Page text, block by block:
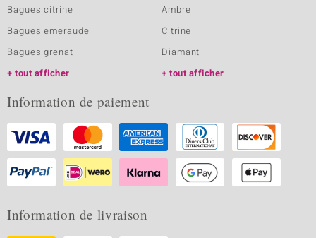
Bagues citrine
Bagues emeraude
Bagues grenat
tout afficher
Ambre
Citrine
Diamant
tout afficher
Information de paiement
Information de livraison